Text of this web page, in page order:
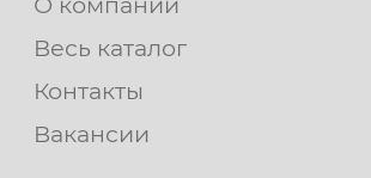
Весь каталог
Контакты
Вакансии